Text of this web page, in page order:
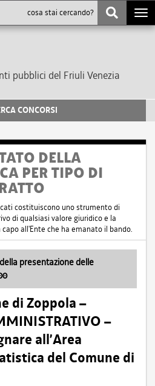
pubblici del Friuli Venezia
CONCORSI
DELLA
PER TIPO DI
costituiscono uno strumento di
di qualsiasi valore giuridico e la
all'Ente che ha emanato il bando.
presentazione delle
di Zoppola –
–
all’Area
del Comune di